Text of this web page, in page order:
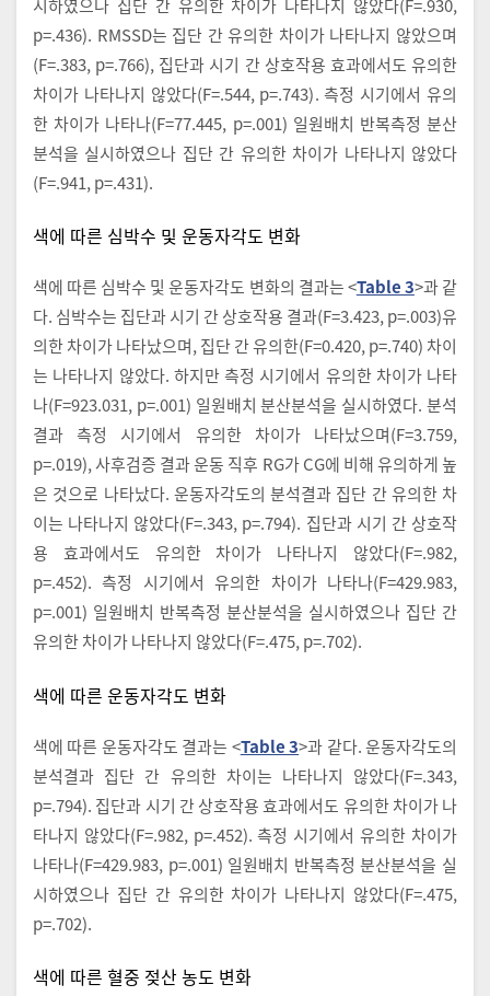
시하였으나 집단 간 유의한 차이가 나타나지 않았다(F=.930,
p=.436). RMSSD는 집단 간 유의한 차이가 나타나지 않았으며
(F=.383, p=.766), 집단과 시기 간 상호작용 효과에서도 유의한
차이가 나타나지 않았다(F=.544, p=.743). 측정 시기에서 유의
한 차이가 나타나(F=77.445, p=.001) 일원배치 반복측정 분산
분석을 실시하였으나 집단 간 유의한 차이가 나타나지 않았다
(F=.941, p=.431).
색에 따른 심박수 및 운동자각도 변화
색에 따른 심박수 및 운동자각도 변화의 결과는 <Table 3>과 같
다. 심박수는 집단과 시기 간 상호작용 결과(F=3.423, p=.003)유
의한 차이가 나타났으며, 집단 간 유의한(F=0.420, p=.740) 차이
는 나타나지 않았다. 하지만 측정 시기에서 유의한 차이가 나타
나(F=923.031, p=.001) 일원배치 분산분석을 실시하였다. 분석
결과 측정 시기에서 유의한 차이가 나타났으며(F=3.759,
p=.019), 사후검증 결과 운동 직후 RG가 CG에 비해 유의하게 높
은 것으로 나타났다. 운동자각도의 분석결과 집단 간 유의한 차
이는 나타나지 않았다(F=.343, p=.794). 집단과 시기 간 상호작
용 효과에서도 유의한 차이가 나타나지 않았다(F=.982,
p=.452). 측정 시기에서 유의한 차이가 나타나(F=429.983,
p=.001) 일원배치 반복측정 분산분석을 실시하였으나 집단 간
유의한 차이가 나타나지 않았다(F=.475, p=.702).
색에 따른 운동자각도 변화
색에 따른 운동자각도 결과는 <Table 3>과 같다. 운동자각도의
분석결과 집단 간 유의한 차이는 나타나지 않았다(F=.343,
p=.794). 집단과 시기 간 상호작용 효과에서도 유의한 차이가 나
타나지 않았다(F=.982, p=.452). 측정 시기에서 유의한 차이가
나타나(F=429.983, p=.001) 일원배치 반복측정 분산분석을 실
시하였으나 집단 간 유의한 차이가 나타나지 않았다(F=.475,
p=.702).
색에 따른 혈중 젖산 농도 변화